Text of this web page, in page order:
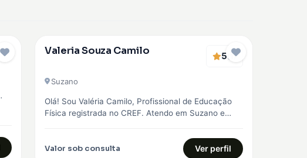
EMBAIXADOR
Valeria Souza Camilo 5(1)
Suzano
Olá! Sou Valéria Camilo, Profissional de Educação
Física registrada no CREF. Atendo em Suzano e
Valor sob consulta Ver perfil